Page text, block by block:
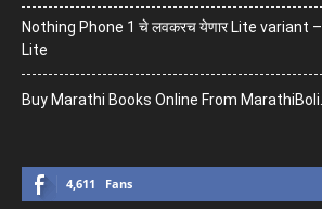
Nothing Phone 1 चे लवकरच येणार Lite variant
Lite
Buy Marathi Books Online From
4,611 Fans